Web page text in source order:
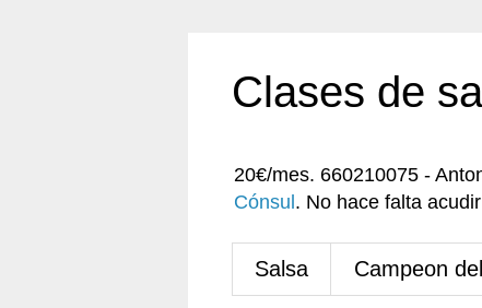
Clases de
20€/mes. 660210075 -
Cónsul . No hace falta
Salsa Campeon